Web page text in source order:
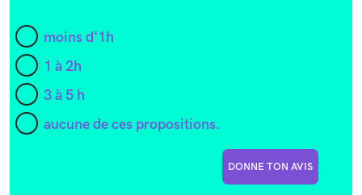
moins d'1h
1 à 2h
3 à 5 h
aucune de ces propositions.
DONNE TON AVIS